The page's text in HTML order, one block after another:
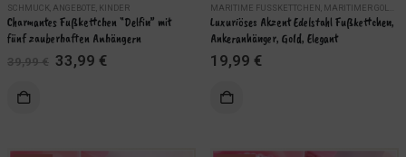
,SCHMUCK
SCHMUCK ANGEBOTE KINDER
Charmantes Fußkettchen “Delfin” mit
fünf zauberhaften Anhängern
39,99€ Ursprünglicher
Preis
33,99 €Aktueller
MARITIME FUSSKETTCHEN MARITIMER GOLDSCHMUCK
Luxuriöses Akzent Edelstahl Fußkettchen,
Ankeranhänger, Gold, Elegant
19,99 €
IN DEN WARENKORB